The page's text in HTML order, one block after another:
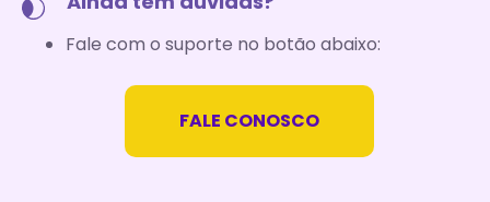
Fale com o suporte no botão abaixo:
FALE CONOSCO